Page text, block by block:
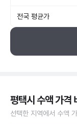
전국 평균가
평택시 수액 가격
선택한 지역에서 수액